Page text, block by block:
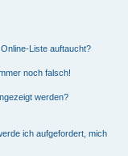
Liste auftaucht?
noch falsch!
werden?
ich aufgefordert, mich